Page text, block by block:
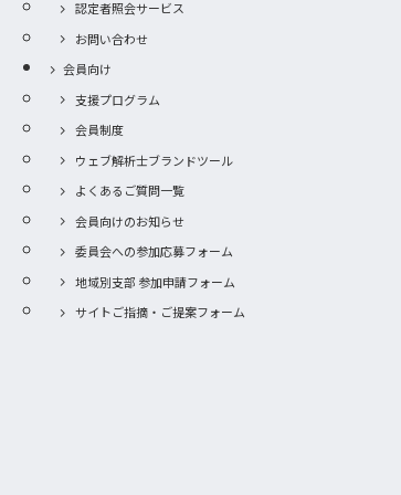
認定者照会サービス
お問い合わせ
会員向け
支援プログラム
会員制度
ウェブ解析士ブランドツール
よくあるご質問一覧
会員向けのお知らせ
委員会への参加応募フォーム
地域別支部 参加申請フォーム
サイトご指摘・ご提案フォーム